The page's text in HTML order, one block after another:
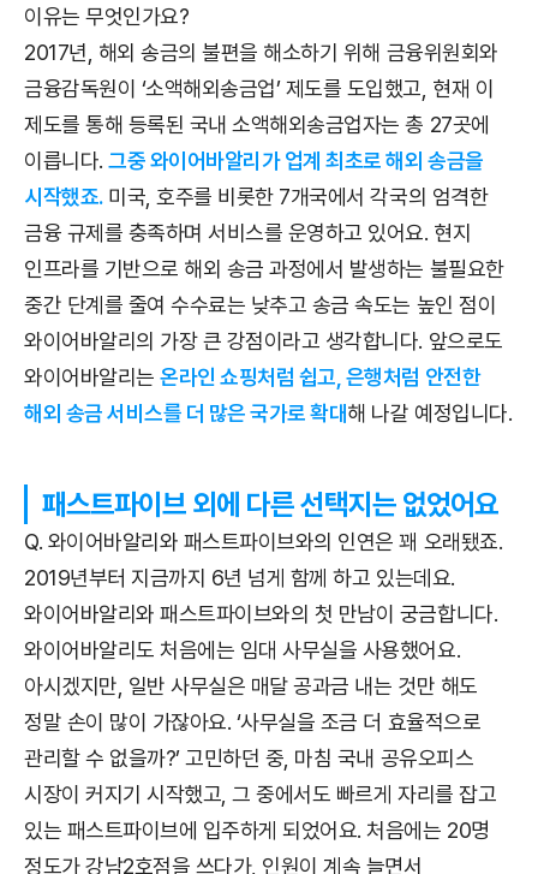
이유는 무엇인가요?
2017년, 해외 송금의 불편을 해소하기 위해 금융위원회와
금융감독원이 ‘소액해외송금업’ 제도를 도입했고, 현재 이
제도를 통해 등록된 국내 소액해외송금업자는 총 27곳에
이릅니다.그중 와이어바알리가 업계 최초로 해외 송금을
시작했죠.미국, 호주를 비롯한 7개국에서 각국의 엄격한
금융 규제를 충족하며 서비스를 운영하고 있어요. 현지
인프라를 기반으로 해외 송금 과정에서 발생하는 불필요한
중간 단계를 줄여 수수료는 낮추고 송금 속도는 높인 점이
와이어바알리의 가장 큰 강점이라고 생각합니다. 앞으로도
와이어바알리는온라인 쇼핑처럼 쉽고, 은행처럼 안전한
해외 송금 서비스를 더 많은 국가로 확대해 나갈 예정입니다.
패스트파이브 외에 다른 선택지는 없었어요
Q. 와이어바알리와 패스트파이브와의 인연은 꽤 오래됐죠.
2019년부터 지금까지 6년 넘게 함께 하고 있는데요.
와이어바알리와 패스트파이브와의 첫 만남이 궁금합니다.
와이어바알리도 처음에는 임대 사무실을 사용했어요.
아시겠지만, 일반 사무실은 매달 공과금 내는 것만 해도
정말 손이 많이 가잖아요. ‘사무실을 조금 더 효율적으로
관리할 수 없을까?’ 고민하던 중, 마침 국내 공유오피스
시장이 커지기 시작했고, 그 중에서도 빠르게 자리를 잡고
있는 패스트파이브에 입주하게 되었어요. 처음에는 20명
정도가 강남2호점을 쓰다가, 인원이 계속 늘면서